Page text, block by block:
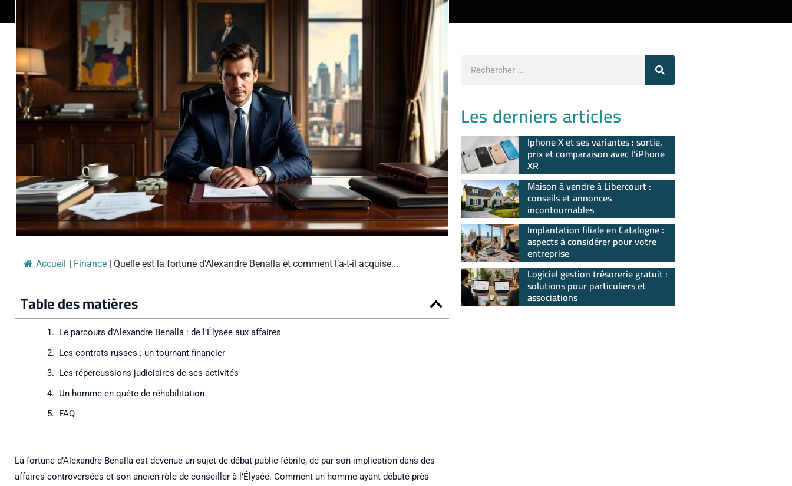
Accueil Finance Quelle est la fortune d’Alexandre Benalla et comment l’a-t-il acquise...
Table des matières
Le parcours d’Alexandre Benalla : de l’Élysée aux affaires
Les contrats russes : un tournant financier
Les répercussions judiciaires de ses activités
Un homme en quête de réhabilitation
FAQ
La fortune d’Alexandre Benalla est devenue un sujet de débat public fébrile, de par son implication dans des
affaires controversées et son ancien rôle de conseiller à l’Élysée. Comment un homme ayant débuté près
Les derniers articles
Iphone X et ses variantes : sortie,
prix et comparaison avec l’iPhone
XR
Maison à vendre à Libercourt :
conseils et annonces
incontournables
Implantation filiale en Catalogne :
aspects à considérer pour votre
entreprise
Logiciel gestion trésorerie gratuit :
solutions pour particuliers et
associations